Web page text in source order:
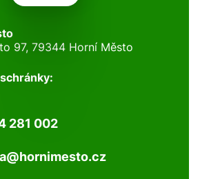
97, 79344 Horní Město
281 002